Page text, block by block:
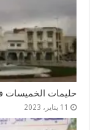
حليمات الخميسات
11 يناير، 2023